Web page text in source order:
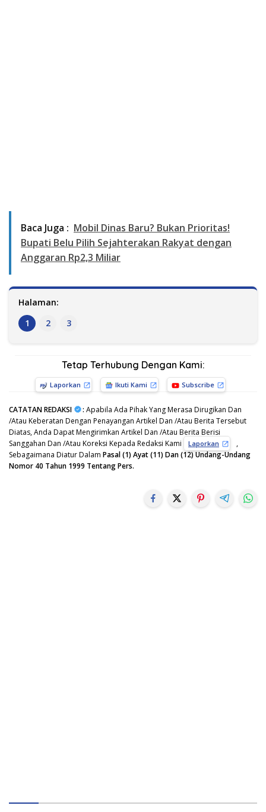
Baca Juga : Mobil Dinas Baru? Bukan Prioritas!
Bupati Belu Pilih Sejahterakan Rakyat dengan
Anggaran Rp2,3 Miliar
Halaman:
1
2 3
Tetap Terhubung Dengan Kami:
Laporkan Ikuti Kami Subscribe
CATATAN REDAKSI : Apabila Ada Pihak Yang Merasa Dirugikan Dan
/Atau Keberatan Dengan Penayangan Artikel Dan /Atau Berita Tersebut
Diatas, Anda Dapat Mengirimkan Artikel Dan /Atau Berita Berisi
Sanggahan Dan /Atau Koreksi Kepada Redaksi Kami
Laporkan
,
Sebagaimana Diatur Dalam Pasal (1) Ayat (11) Dan (12) Undang-Undang
Nomor 40 Tahun 1999 Tentang Pers.